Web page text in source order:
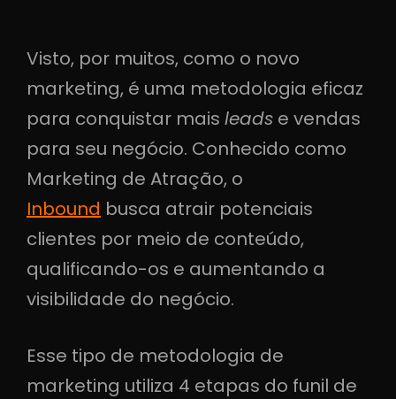
Visto, por muitos, como o novo
marketing, é uma metodologia eficaz
para conquistar mais leads e vendas
para seu negócio. Conhecido como
Marketing de Atração, o
Inbound busca atrair potenciais
clientes por meio de conteúdo,
qualificando-os e aumentando a
visibilidade do negócio.
Esse tipo de metodologia de
marketing utiliza 4 etapas do funil de